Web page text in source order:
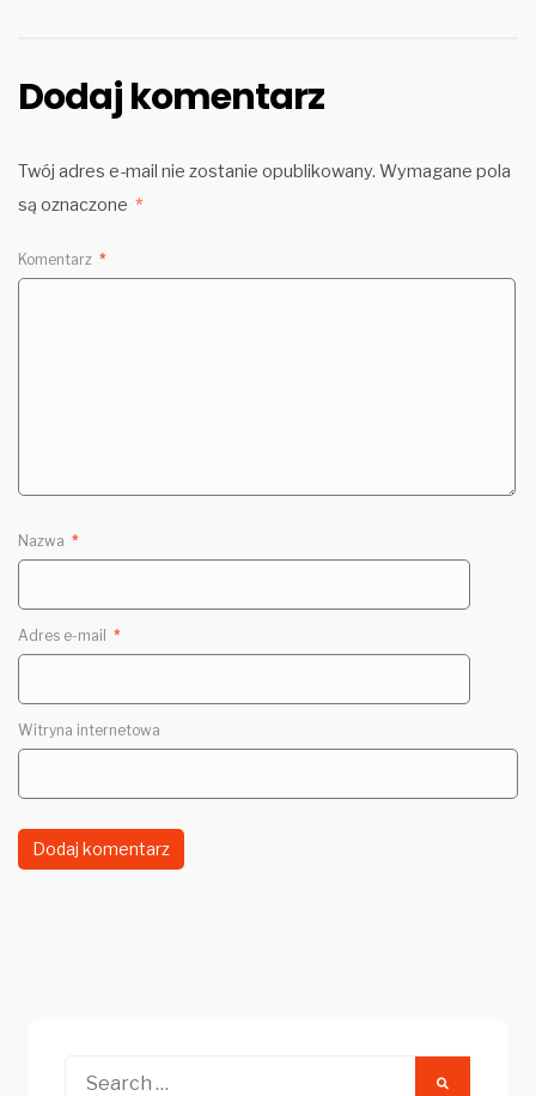
Dodaj komentarz
Twój adres e-mail nie zostanie opublikowany. Wymagane pola
są oznaczone *
Komentarz *
Nazwa *
Adres e-mail *
Witryna internetowa